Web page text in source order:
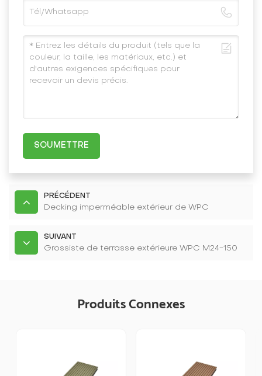
SOUMETTRE
PRÉCÉDENT
Decking imperméable extérieur de WPC
SUIVANT
Grossiste de terrasse extérieure WPC M24-150
Produits Connexes